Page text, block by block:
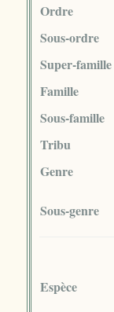
Ordre
Sous-ordre
Super-famille
Famille
Sous-famille
Tribu
Genre
Sous-genre
Espèce